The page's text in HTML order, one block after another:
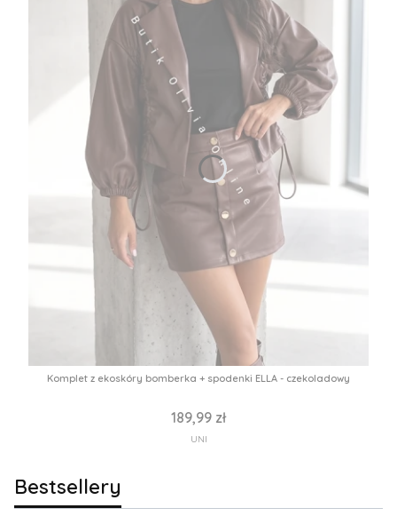
Komplet z ekoskóry bomberka + spodenki ELLA - czekoladowy
189,99 zł
UNI
Bestsellery